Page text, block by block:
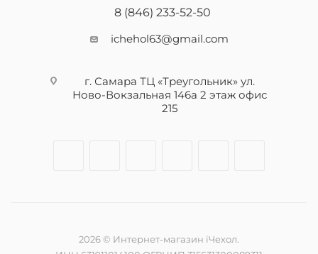
8 (846) 233-52-50
ichehol63@gmail.com
г. Самара ТЦ «Треугольник» ул.
Ново-Вокзальная 146а 2 этаж офис
215
2026 © Интернет-магазин iЧехол.